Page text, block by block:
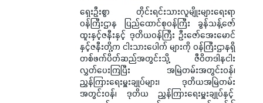
ရှေးဦးစွာ တိုင်းရင်းသားလူမျိုးများရေးရာ
ဝန်ကြီးဌာန ပြည်ထောင်စုဝန်ကြီး ခွန်သန့်ဇော်
ထူးနှင့်ဇနီးနှင့် ဒုတိယဝန်ကြီး ဦးဇော်အေးမောင်
နှင့်ဇနီးတို့က ငါးသားပေါက် များကို ဝန်ကြီးဌာနရှိ
တစ်ဖက်ပိတ်ဆည်အတွင်းသို့ ဇီဝိတဒါနငါး
လွှတ်ပေးကြပြီး အမြဲတမ်းအတွင်းဝန်၊
ညွှန်ကြားရေးမှူးချုပ်များ၊ ဒုတိယအမြဲတမ်း
အတွင်းဝန်၊ ဒုတိယ ညွှန်ကြားရေးမှူးချုပ်နှင့်